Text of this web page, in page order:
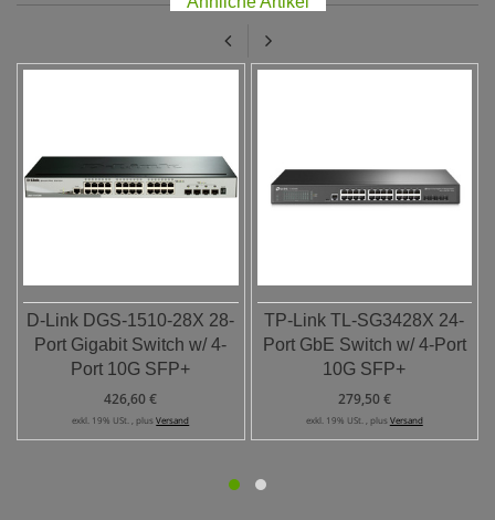
D-Link DGS-1510-28X 28-
Port Gigabit Switch w/ 4-
Port 10G SFP+
426,60 €
exkl. 19% USt. , plusVersand
TP-Link TL-SG3428X 24-
Port GbE Switch w/ 4-Port
10G SFP+
279,50 €
exkl. 19% USt. , plus Versand